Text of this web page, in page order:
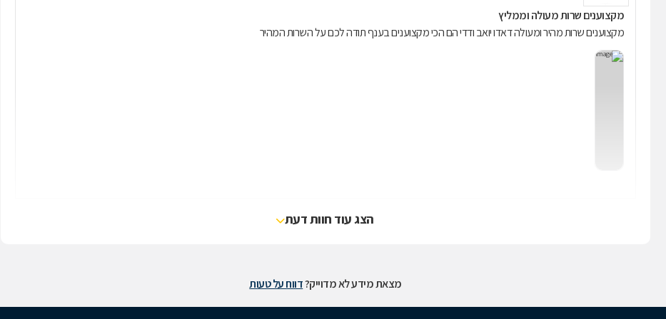
מקצוענים שרות מעולה וממליץ
מקצוענים שרות מהיר ומעולה דאדו יואב ודדי הם הכי מקצוענים בענף תודה לכם על השרות המהיר
הצג עוד חוות דעת
מצאת מידע לא מדוייק?דווח על טעות